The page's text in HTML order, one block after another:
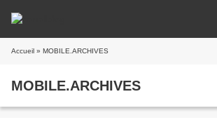
Accueil » MOBILE.ARCHIVES
MOBILE.ARCHIVES